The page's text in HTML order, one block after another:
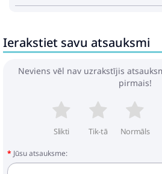
Ierakstiet savu atsauksmi
Neviens vēl nav uzrakstījis
pirmais!
Slikti Tik-tā Normāls
Jūsu atsauksme: